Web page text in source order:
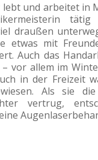
lebt und arbeitet in
draußen
etwas mit
Auch das
vor allem im
in der Freizeit
Als sie
vertrug,